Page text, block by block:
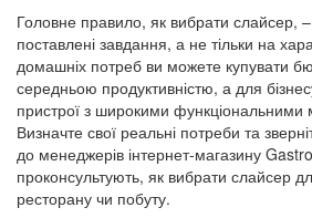
Головне правило, як вибрати слайсер, –
поставлені завдання, а не тільки на
домашніх потреб ви можете купувати
середньою продуктивністю, а для
пристрої з широкими
Визначте свої реальні потреби та
до менеджерів інтернет-магазину
проконсультують, як вибрати слайсер
ресторану чи побуту.